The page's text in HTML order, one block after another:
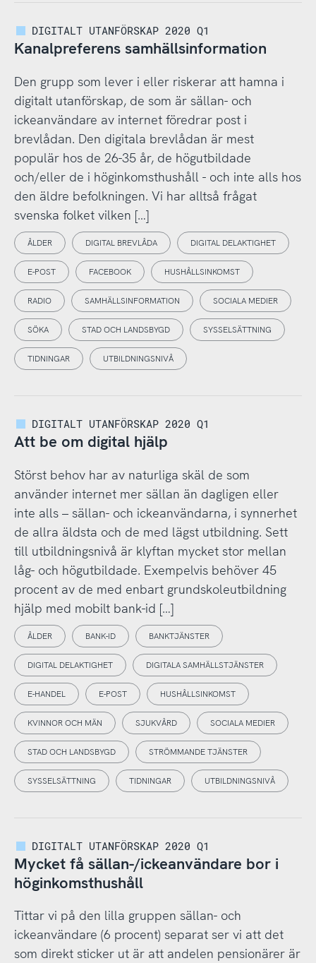
DIGITALT UTANFÖRSKAP 2020 Q1
Kanalpreferens samhällsinformation
Den grupp som lever i eller riskerar att hamna i
digitalt utanförskap, de som är sällan- och
ickeanvändare av internet föredrar post i
brevlådan. Den digitala brevlådan är mest
populär hos de 26-35 år, de högutbildade
och/eller de i höginkomsthushåll - och inte alls hos
den äldre befolkningen. Vi har alltså frågat
svenska folket vilken […]
ÅLDER DIGITAL BREVLÅDA DIGITAL DELAKTIGHET
E-POST FACEBOOK HUSHÅLLSINKOMST
RADIO SAMHÄLLSINFORMATION SOCIALA MEDIER
SÖKA STAD OCH LANDSBYGD SYSSELSÄTTNING
TIDNINGAR UTBILDNINGSNIVÅ
DIGITALT UTANFÖRSKAP 2020 Q1
Att be om digital hjälp
Störst behov har av naturliga skäl de som
använder internet mer sällan än dagligen eller
inte alls – sällan- och ickeanvändarna, i synnerhet
de allra äldsta och de med lägst utbildning. Sett
till utbildningsnivå är klyftan mycket stor mellan
låg- och högutbildade. Exempelvis behöver 45
procent av de med enbart grundskoleutbildning
hjälp med mobilt bank-id […]
ÅLDER BANK-ID BANKTJÄNSTER
DIGITAL DELAKTIGHET DIGITALA SAMHÄLLSTJÄNSTER
E-HANDEL E-POST HUSHÅLLSINKOMST
KVINNOR OCH MÄN SJUKVÅRD SOCIALA MEDIER
STAD OCH LANDSBYGD STRÖMMANDE TJÄNSTER
SYSSELSÄTTNING TIDNINGAR UTBILDNINGSNIVÅ
DIGITALT UTANFÖRSKAP 2020 Q1
Mycket få sällan-/ickeanvändare bor i
höginkomsthushåll
Tittar vi på den lilla gruppen sällan- och
ickeanvändare (6 procent) separat ser vi att det
som direkt sticker ut är att andelen pensionärer är